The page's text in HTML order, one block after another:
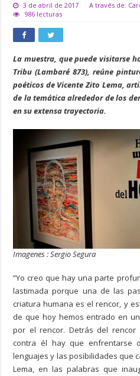
3 de abril de 2017
A través de:
986 lecturas
La muestra, que puede visitarse
Tribu (Lambaré 873), reúne
poéticos de Vicente Zito Lema,
de la temática alrededor de los
en su extensa trayectoria.
Imagenes : Sergio Segura
“Yo creo que hay una parte
lastimada porque una de las
criatura humana es el rencor, y
de que hoy hemos entrado en
por el rencor. Detrás del
contra él hay que enfrentarse
lenguajes y las posibilidades que
Lema, en las palabras que